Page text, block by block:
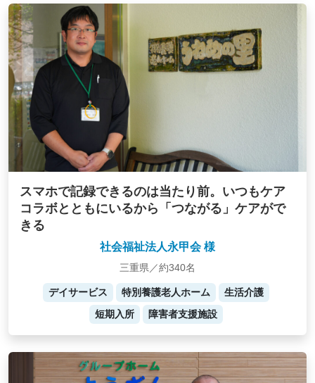
スマホで記録できるのは当たり前。いつもケア
コラボとともにいるから「つながる」ケアがで
きる
社会福祉法人永甲会 様
三重県／約340名
デイサービス 特別養護老人ホーム
生活介護
短期入所
障害者支援施設